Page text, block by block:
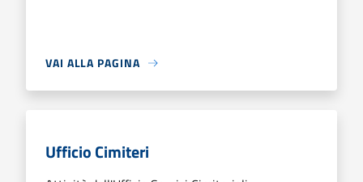
VAI ALLA PAGINA
Ufficio Cimiteri